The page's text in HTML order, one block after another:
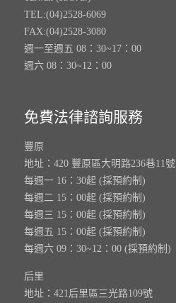
TEL:(04)2528-6069
FAX:(04)2528-3080
週一至週五 08：30~17：00
週六 08：30~12：00
免費法律諮詢服務
豐原
地址：420 豐原區大明路236巷11號
每週一 16：30起 (採預約制)
每週二 15：00起 (採預約制)
每週三 15：00起 (採預約制)
每週五 15：00起 (採預約制)
每週六 09：30~12：00 (採預約制)
后里
地址：421后里區三光路109號